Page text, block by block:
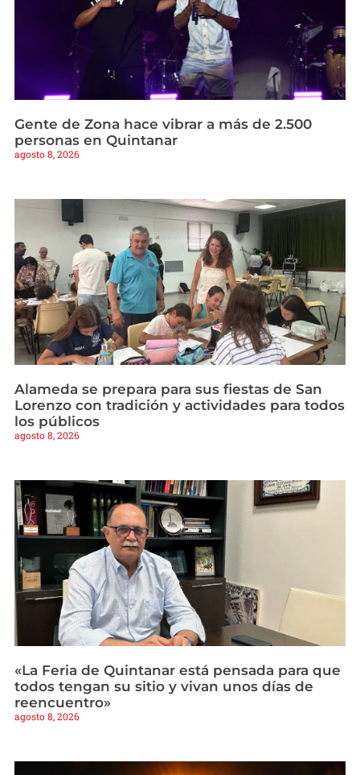
Gente de Zona hace vibrar a más de 2.500
personas en Quintanar
agosto 8, 2026
Alameda se prepara para sus fiestas de San
Lorenzo con tradición y actividades para todos
los públicos
agosto 8, 2026
«La Feria de Quintanar está pensada para que
todos tengan su sitio y vivan unos días de
reencuentro»
agosto 8, 2026